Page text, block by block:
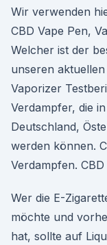
Wir verwenden
CBD Vape Pen,
Welcher ist der
unseren
Vaporizer
Verdampfer, die
Deutschland,
werden können.
Verdampfen.
Wer die E-
möchte und
hat, sollte auf